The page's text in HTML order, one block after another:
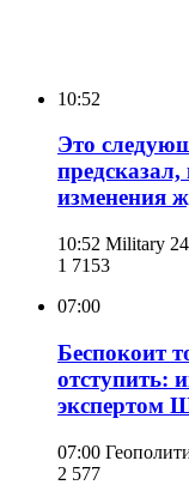
10:52
Это
предсказал,
изменения
10:52 Military 24
1 7153
07:00
Беспокоит
отступить:
экспертом
07:00
2 577